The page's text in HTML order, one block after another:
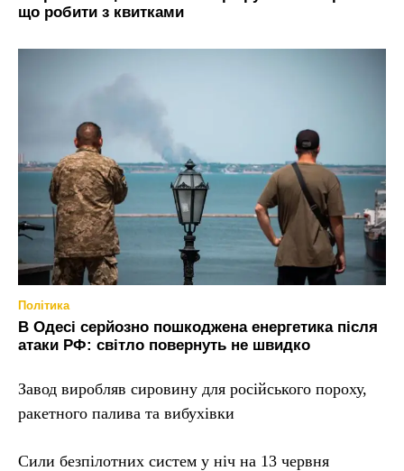
що робити з квитками
Політика
В Одесі серйозно пошкоджена енергетика після
атаки РФ: світло повернуть не швидко
Завод виробляв сировину для російського пороху,
ракетного палива та вибухівки
Сили безпілотних систем у ніч на 13 червня